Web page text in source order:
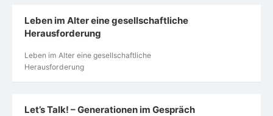
Leben im Alter eine gesellschaftliche
Herausforderung
Leben im Alter eine gesellschaftliche
Herausforderung
Let’s Talk! – Generationen im Gespräch